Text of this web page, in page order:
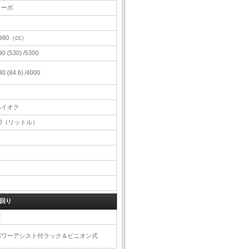
ボ
（cc）
(530) /5300
(84.6) /4000
オク
（リットル）
り
ーアシスト付ラック＆ピニオン式